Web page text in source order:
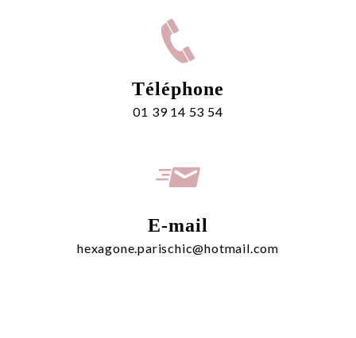
Téléphone
01 39 14 53 54
E-mail
hexagone.parischic@hotmail.com